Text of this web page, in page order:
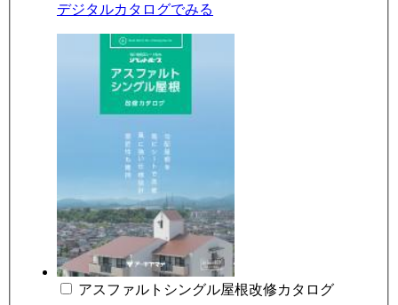
デジタルカタログでみる
アスファルトシングル屋根改修カタログ